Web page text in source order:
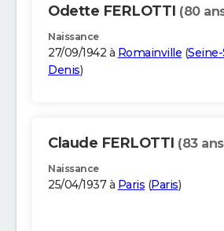
Odette FERLOTTI (80
Naissance
27/09/1942 à Romainville (
Denis)
Claude FERLOTTI (83
Naissance
25/04/1937 à Paris (Paris)